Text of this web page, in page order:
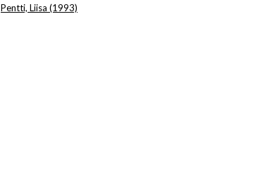
Pentti, Liisa (1993)